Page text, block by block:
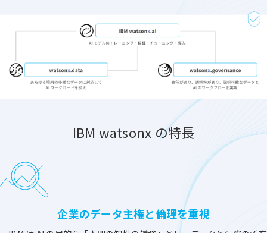
IBM watsonx の特長
企業のデータ主権と倫理を重視